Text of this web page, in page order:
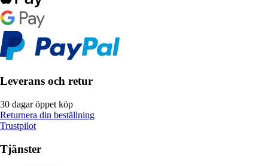
Leverans och retur
30 dagar öppet köp
Returnera din beställning
Trustpilot
Tjänster